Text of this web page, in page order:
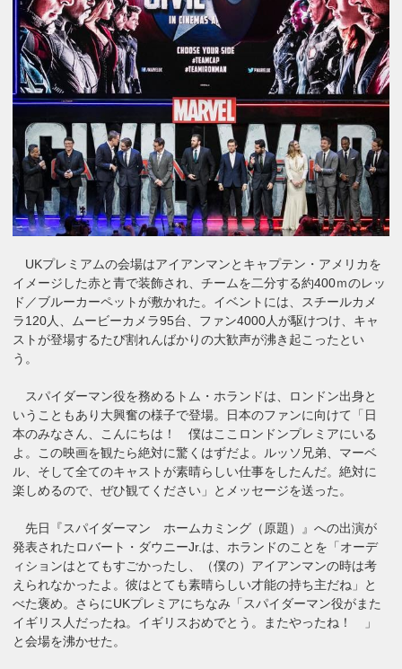
UKプレミアムの会場はアイアンマンとキャプテン・アメリカを
イメージした赤と青で装飾され、チームを二分する約400ｍのレッ
ド／ブルーカーペットが敷かれた。イベントには、スチールカメ
ラ120人、ムービーカメラ95台、ファン4000人が駆けつけ、キャ
ストが登場するたび割れんばかりの大歓声が沸き起こったとい
う。
スパイダーマン役を務めるトム・ホランドは、ロンドン出身と
いうこともあり大興奮の様子で登場。日本のファンに向けて「日
本のみなさん、こんにちは！ 僕はここロンドンプレミアにいる
よ。この映画を観たら絶対に驚くはずだよ。ルッソ兄弟、マーベ
ル、そして全てのキャストが素晴らしい仕事をしたんだ。絶対に
楽しめるので、ぜひ観てください」とメッセージを送った。
先日『スパイダーマン ホームカミング（原題）』への出演が
発表されたロバート・ダウニーJr.は、ホランドのことを「オーデ
ィションはとてもすごかったし、（僕の）アイアンマンの時は考
えられなかったよ。彼はとても素晴らしい才能の持ち主だね」と
べた褒め。さらにUKプレミアにちなみ「スパイダーマン役がまた
イギリス人だったね。イギリスおめでとう。またやったね！ 」
と会場を沸かせた。